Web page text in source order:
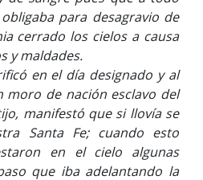
para desagravio de
cerrado los cielos a causa
y maldades.
en el día designado y al
moro de nación esclavo del
manifestó que si llovía se
Santa Fe; cuando esto
en el cielo algunas
que iba adelantando la